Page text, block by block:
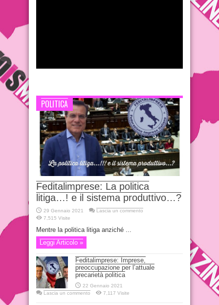
POLITICA
Feditalimprese: La politica
litiga…! e il sistema produttivo…?
29 Gennaio 2021
Lascia un commento
7,515 Visite
Mentre la politica litiga anziché ...
Leggi Articolo »
Feditalimprese: Imprese,
preoccupazione per l’attuale
precarietà politica
22 Gennaio 2021
Lascia un commento
7,117 Visite